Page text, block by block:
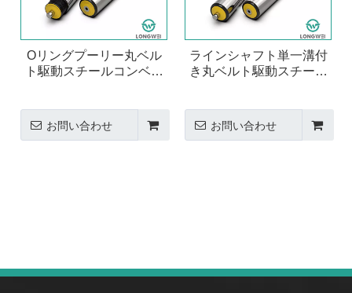
Oリングプーリー丸ベル
ト駆動スチールコンベヤ
お問い合わせ
ラインシャフト単一溝付
き丸ベルト駆動スチール
お問い合わせ